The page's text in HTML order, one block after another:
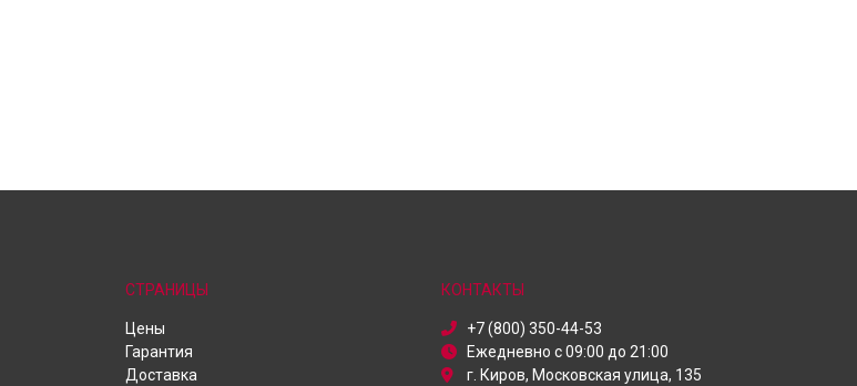
СТРАНИЦЫ
Цены
Гарантия
Доставка
КОНТАКТЫ
+7 (800) 350-44-53
Ежедневно с 09:00 до 21:00
г. Киров, Московская улица, 135